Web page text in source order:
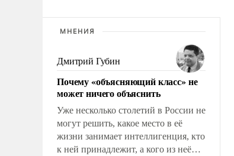
МНЕНИЯ
Дмитрий Губин
Почему «объясняющий класс» не
может ничего объяснить
Уже несколько столетий в России не
могут решить, какое место в её
жизни занимает интеллигенция, кто
к ней принадлежит, а кого из неё